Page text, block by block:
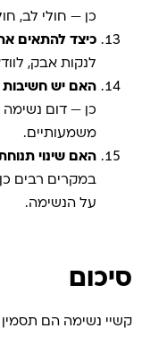
כן — חולי לב,
כיצד להתאים
לנקות אבק,
האם יש חשיבות
כן — דום
משמעותיים.
האם שינוי
במקרים רבים
על הנשימה.
סיכום
קשיי נשימה הם